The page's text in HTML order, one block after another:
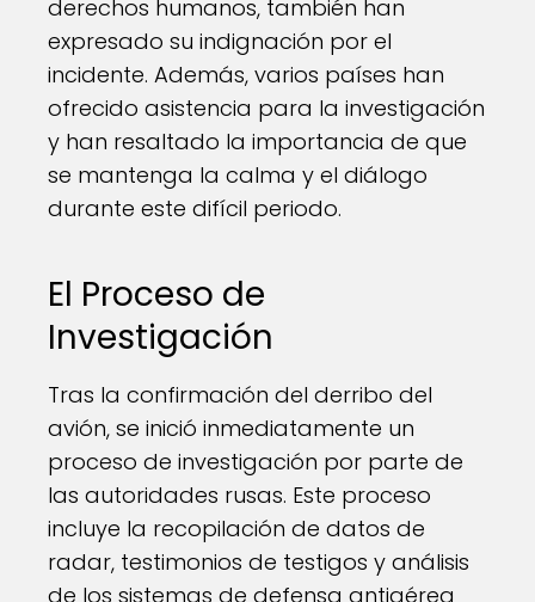
derechos humanos, también han
expresado su indignación por el
incidente. Además, varios países han
ofrecido asistencia para la investigación
y han resaltado la importancia de que
se mantenga la calma y el diálogo
durante este difícil periodo.
El Proceso de
Investigación
Tras la confirmación del derribo del
avión, se inició inmediatamente un
proceso de investigación por parte de
las autoridades rusas. Este proceso
incluye la recopilación de datos de
radar, testimonios de testigos y análisis
de los sistemas de defensa antiaérea